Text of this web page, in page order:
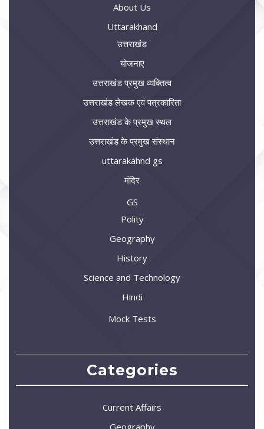
About Us
Uttarakhand
उत्तराखंड
योजनाए
उत्तराखंड प्रमुख व्यक्तित्व
उत्तराखंड लेखक एवं पत्रकारिता
उत्तराखंड के प्रमुख स्थल
उत्तराखंड के प्रमुख संस्थान
uttarakahnd gs
मंदिर
GS
Polity
Geography
History
Science and Technology
Hindi
Mock Tests
Categories
Current Affairs
Geography